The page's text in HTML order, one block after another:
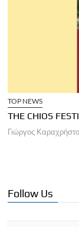
TOP NEWS
THE CHIOS
Γιώργος
Follow Us